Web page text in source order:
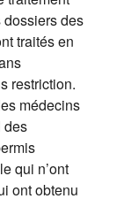
des
traités en
restriction.
médecins
des
qui n’ont
ont obtenu